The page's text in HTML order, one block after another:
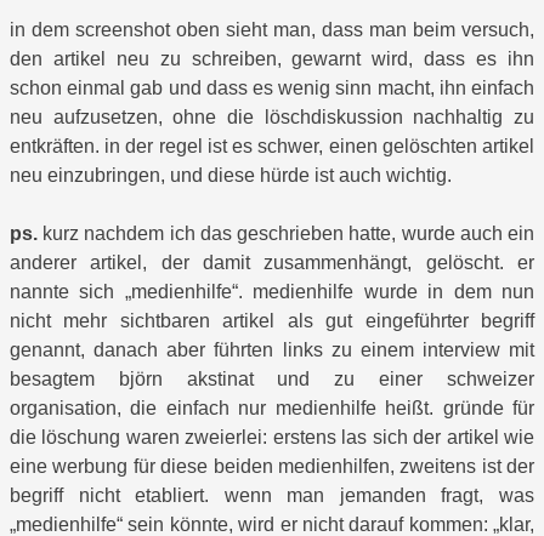
in dem screenshot oben sieht man, dass man beim versuch,
den artikel neu zu schreiben, gewarnt wird, dass es ihn
schon einmal gab und dass es wenig sinn macht, ihn einfach
neu aufzusetzen, ohne die löschdiskussion nachhaltig zu
entkräften. in der regel ist es schwer, einen gelöschten artikel
neu einzubringen, und diese hürde ist auch wichtig.
ps. kurz nachdem ich das geschrieben hatte, wurde auch ein
anderer artikel, der damit zusammenhängt, gelöscht. er
nannte sich „medienhilfe“. medienhilfe wurde in dem nun
nicht mehr sichtbaren artikel als gut eingeführter begriff
genannt, danach aber führten links zu einem interview mit
besagtem björn akstinat und zu einer schweizer
organisation, die einfach nur medienhilfe heißt. gründe für
die löschung waren zweierlei: erstens las sich der artikel wie
eine werbung für diese beiden medienhilfen, zweitens ist der
begriff nicht etabliert. wenn man jemanden fragt, was
„medienhilfe“ sein könnte, wird er nicht darauf kommen: „klar,